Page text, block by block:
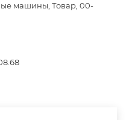
машины, Товар, 00-